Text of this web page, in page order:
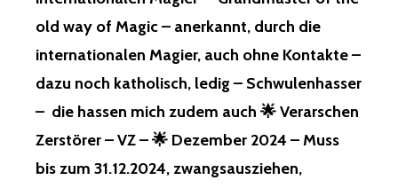
OP
EIKARTEN –
SY
D NE
D 20
old way of Magic – anerkannt, durch die
internationalen Magier, auch ohne Kontakte –
dazu noch katholisch, ledig – Schwulenhasser
– die hassen mich zudem auch 🌟 Verarschen
Zerstörer – VZ – 🌟 Dezember 2024 – Muss
bis zum 31.12.2024, zwangsausziehen,